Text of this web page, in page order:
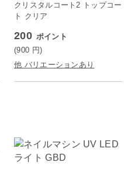
クリスタルコート2 トップコー
ト クリア
200 ポイント
(900 円)
他 バリエーションあり